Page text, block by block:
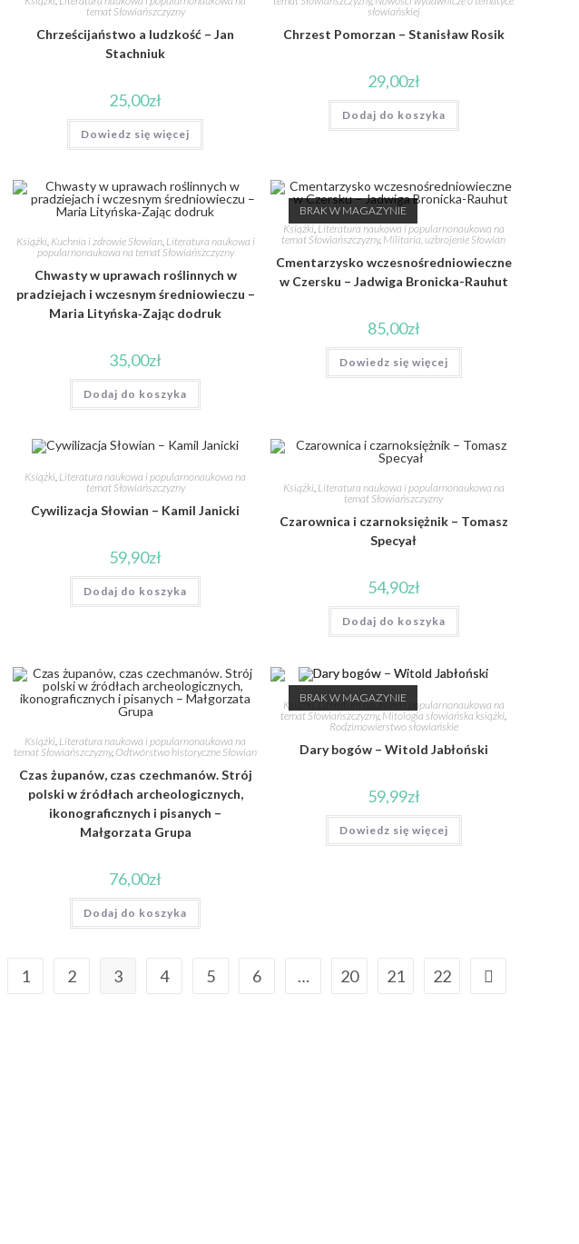
temat Słowiańszczyzny
Chrześcijaństwo a ludzkość – Jan
Stachniuk
25,00zł
Dowiedz się więcej
słowiańskiej
Chrzest Pomorzan – Stanisław Rosik
29,00zł
Dodaj do koszyka
Książki, Kuchnia i zdrowie Słowian, Literatura naukowa i
popularnonaukowa na temat Słowiańszczyzny
Chwasty w uprawach roślinnych w
pradziejach i wczesnym średniowieczu –
Maria Lityńska‐Zając dodruk
35,00zł
Dodaj do koszyka
BRAK W MAGAZYNIE
Książki,Literatura naukowa i popularnonaukowa na
temat Słowiańszczyzny, Militaria, uzbrojenie Słowian
Cmentarzysko wczesnośredniowieczne
w Czersku – Jadwiga Bronicka-Rauhut
85,00zł
Dowiedz się więcej
Książki, Literatura naukowa i popularnonaukowa na
temat Słowiańszczyzny
Cywilizacja Słowian – Kamil Janicki
59,90zł
Dodaj do koszyka
Książki, Literatura naukowa i popularnonaukowa na
temat Słowiańszczyzny
Czarownica i czarnoksiężnik – Tomasz
Specyał
54,90zł
Dodaj do koszyka
Książki Literatura naukowa i popularnonaukowa na
temat Słowiańszczyzny, Odtwórstwo historyczne Słowian
Czas żupanów, czas czechmanów. Strój
polski w źródłach archeologicznych,
ikonograficznych i pisanych –
Małgorzata Grupa
76,00zł
Dodaj do koszyka
BRAK W MAGAZYNIE
Książki, Literatura naukowa i popularnonaukowa na
temat Słowiańszczyzny, Mitologia słowiańska książki
Rodzimowierstwo słowiańskie
Dary bogów – Witold Jabłoński
59,99zł
Dowiedz się więcej
1 2 3 4 5 6 … 20 21 22